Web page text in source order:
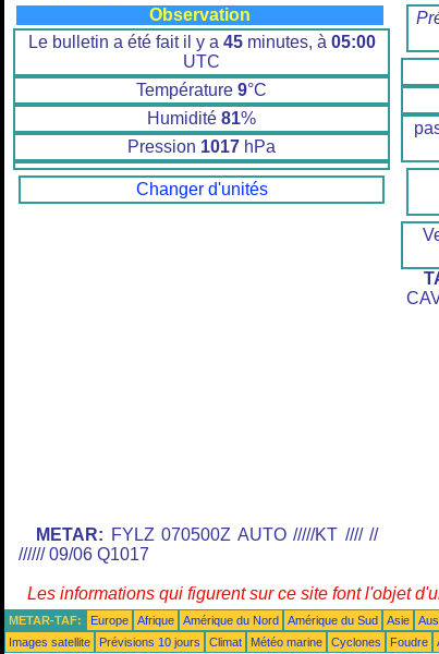
Observation
Le bulletin a été fait il y a 45minutes, à 05:00
UTC
Température 9°C
Humidité 81%
Pression 1017 hPa
Changer d'unités
METAR: FYLZ 070500Z AUTO /////KT //// //
////// 09/06 Q1017
Les informations qui figurent sur ce site font l'objet
METAR-TAF: Europe Afrique Amérique du Nord Amérique du Sud Asie
Images satellite
Prévisions 10 jours Climat Météo marine Cyclones Foudre